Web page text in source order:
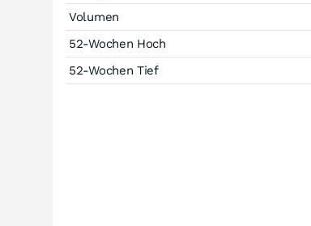
Volumen
52-Wochen Hoch
52-Wochen Tief